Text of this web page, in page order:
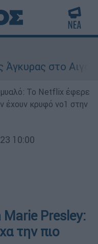
στο Αιγαίο:
μυαλό: Το Netflix έφερε
έχουν κρυφό νο1 στην
10:00
Marie Presley:
την πιο